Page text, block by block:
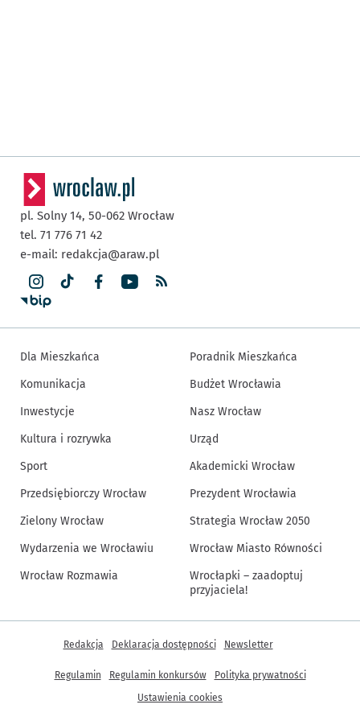
pl. Solny 14, 50-062 Wrocław
tel. 71 776 71 42
e-mail: redakcja@araw.pl
Dla Mieszkańca
Komunikacja
Inwestycje
Kultura i rozrywka
Sport
Przedsiębiorczy Wrocław
Zielony Wrocław
Wydarzenia we Wrocławiu
Wrocław Rozmawia
Poradnik Mieszkańca
Budżet Wrocławia
Nasz Wrocław
Urząd
Akademicki Wrocław
Prezydent Wrocławia
Strategia Wrocław 2050
Wrocław Miasto Równości
Wrocłapki – zaadoptuj
przyjaciela!
Inne informacje
Redakcja Deklaracja dostępności Newsletter
Regulamin Regulamin konkursów
Polityka prywatności
Ustawienia cookies